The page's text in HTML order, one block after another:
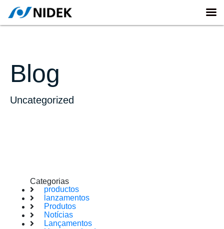
Blog
Uncategorized
Categorias
productos
lanzamentos
Produtos
Notícias
Lançamentos